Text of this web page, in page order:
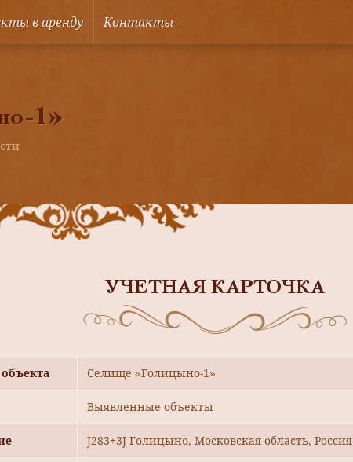
в аренду Контакты
1»
УЧЕТНАЯ КАРТОЧКА
Селище «Голицыно-1»
Выявленные объекты
J283+3J Голицыно, Московская область, Россия